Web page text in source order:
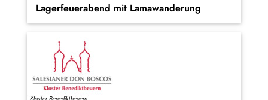
Lagerfeuerabend mit Lamawanderung